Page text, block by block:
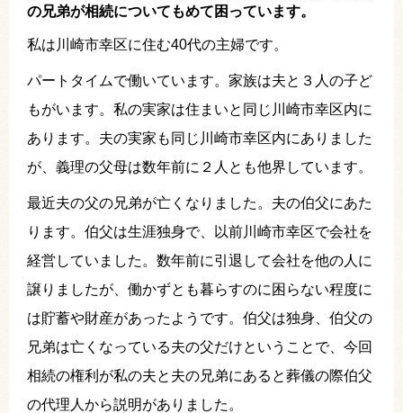
の兄弟が相続についてもめて困っています。
私は川崎市幸区に住む40代の主婦です。
パートタイムで働いています。家族は夫と３人の子ど
もがいます。私の実家は住まいと同じ川崎市幸区内に
あります。夫の実家も同じ川崎市幸区内にありました
が、義理の父母は数年前に２人とも他界しています。
最近夫の父の兄弟が亡くなりました。夫の伯父にあた
ります。伯父は生涯独身で、以前川崎市幸区で会社を
経営していました。数年前に引退して会社を他の人に
譲りましたが、働かずとも暮らすのに困らない程度に
は貯蓄や財産があったようです。伯父は独身、伯父の
兄弟は亡くなっている夫の父だけということで、今回
相続の権利が私の夫と夫の兄弟にあると葬儀の際伯父
の代理人から説明がありました。